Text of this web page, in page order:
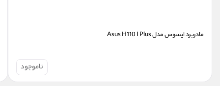
مادربرد ایسوس مدل Asus H110 I Plus
ناموجود